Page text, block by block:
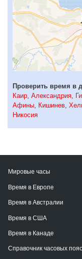
Проверить время в
Каир Александрия
Афины
Кишинев
Никосия
Мировые часы
Время в Европе
Время в Австралии
Время в США
Время в Канаде
Справочник часовых